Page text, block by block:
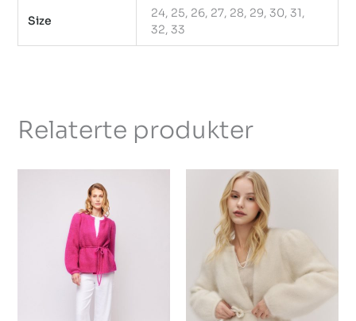
Size
24, 25, 26, 27, 28, 29, 30, 31,
32, 33
Relaterte produkter